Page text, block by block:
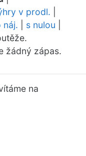
v prodl.
náj. s nulou
žádný zápas.
na